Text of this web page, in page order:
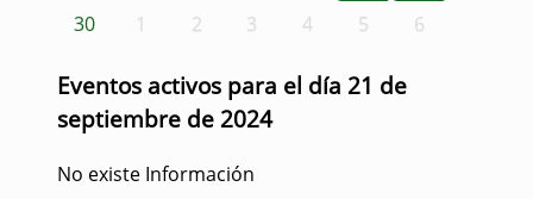
30 1 2 3 4 5 6
Eventos activos para el día 21 de
septiembre de 2024
No existe Información